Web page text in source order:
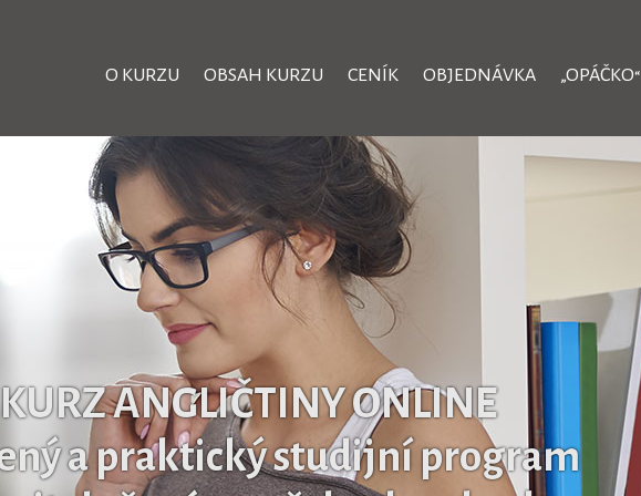
O KURZU OBSAH KURZU CENÍK OBJEDNÁVKA „OPÁČKO“
KURZ ANGLIČTINY ONLINE
a praktický studijní program